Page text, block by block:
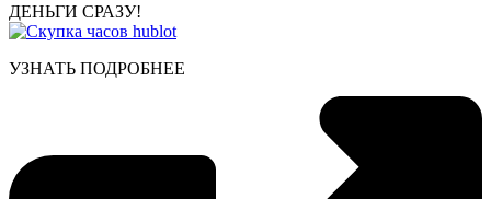
ДЕНЬГИ СРАЗУ!
УЗНАТЬ ПОДРОБНЕЕ